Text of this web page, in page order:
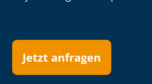
Jetzt anfragen